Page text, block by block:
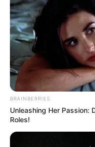
BRAINBERRIES
Unleashing Her Passion:
Roles!